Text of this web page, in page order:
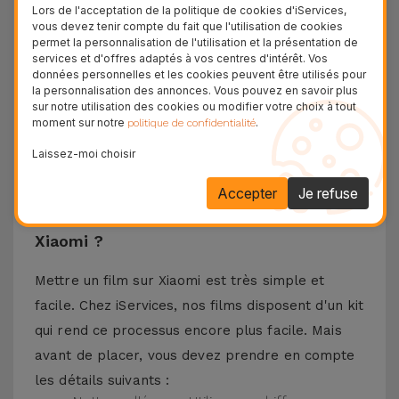
sans oublier la sensibilité tactile. Chez iServices,
vous pouvez trouver des films compatibles avec
différents modèles, tels que Redmi Note 13, Poco
F3, Xiaomi 13, entre autres. Quel que soit votre
modèle de téléphone Xiaomi, l'ajustement est
parfait avec la garantie d'une protection durable
sans encombrement inutile.
Comment mettre un Verre Trempé
Xiaomi ?
Mettre un film sur Xiaomi est très simple et
facile. Chez iServices, nos films disposent d'un kit
qui rend ce processus encore plus facile. Mais
avant de placer, vous devez prendre en compte
les détails suivants :
Lors de l'acceptation de la politique de cookies d'iServices,
vous devez tenir compte du fait que l'utilisation de cookies
permet la personnalisation de l'utilisation et la présentation de
services et d'offres adaptés à vos centres d'intérêt. Vos
données personnelles et les cookies peuvent être utilisés pour
la personnalisation des annonces. Vous pouvez en savoir plus
sur notre utilisation des cookies ou modifier votre choix à tout
moment sur notre politique de confidentialité.
Laissez-moi choisir
Je refuse
Accepter